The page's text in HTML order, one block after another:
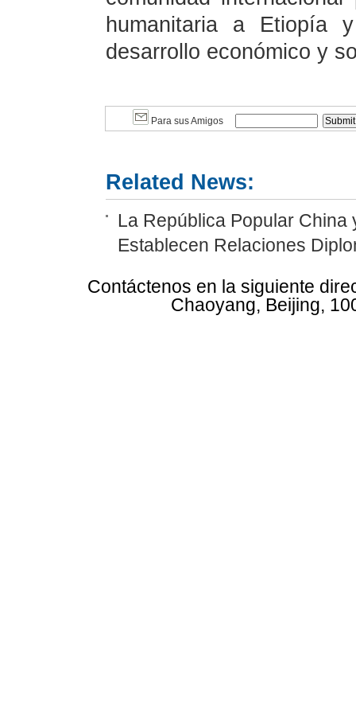
humanitaria a Etiopía
desarrollo económico y
Para sus Amigos
Related News:
La República Popular
Establecen Relaciones
Contáctenos en la siguiente
Chaoyang, Beijing,